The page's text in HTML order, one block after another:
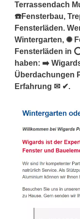
Terrassendach
☎️Fensterbau,
Fensterläden.
Wintergarten, ✺
Fensterläden in
haben: ➡️
Überdachungen
Erfahrung ✉ ✔.